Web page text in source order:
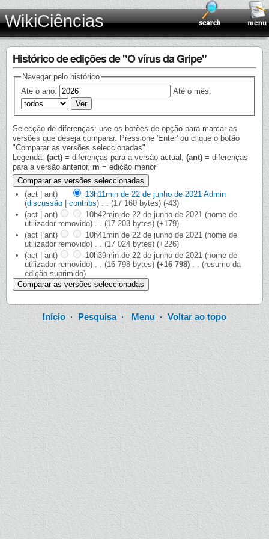
WikiCiências
Histórico de edições de "O vírus da Gripe"
Navegar pelo histórico
Até o ano:
Até o mês:
Selecção de diferenças: use os botões de opção para marcar as
versões que deseja comparar. Pressione 'Enter' ou clique o botão
"Comparar as versões seleccionadas".
Legenda: (act) = diferenças para a versão actual, (ant) = diferenças
para a versão anterior, m = edição menor
(act | ant) 13h11min de 22 de junho de 2021 Admin
(discussão | contribs) (17 160 bytes) (-43)
(act | ant)
10h42min de 22 de junho de 2021 (nome de
utilizador removido)
(17 203 bytes) (+179)
(act | ant)
10h41min de 22 de junho de 2021 (nome de
utilizador removido)
(17 024 bytes) (+226)
(act | ant)
10h39min de 22 de junho de 2021 (nome de
utilizador removido)
(16 798 bytes) (+16 798)
(resumo da
edição suprimido)
Início·Pesquisa·Menu·Voltar ao topo